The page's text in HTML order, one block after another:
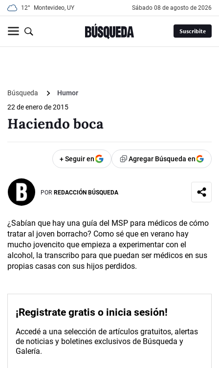
12° Montevideo, UY sábado 08 de agosto de 2026
Suscribite
Búsqueda
Humor
22 de enero de 2015
Haciendo boca
+ Seguir en Agregar Búsqueda en
POR REDACCIÓN BÚSQUEDA
¿Sabían que hay una guía del MSP para médicos de cómo
tratar al joven borracho? Como sé que en verano hay
mucho jovencito que empieza a experimentar con el
alcohol, la transcribo para que puedan ser médicos en sus
propias casas con sus hijos perdidos.
¡Registrate gratis o inicia sesión!
Accedé a una selección de artículos gratuitos, alertas
de noticias y boletines exclusivos de Búsqueda y
Galería.